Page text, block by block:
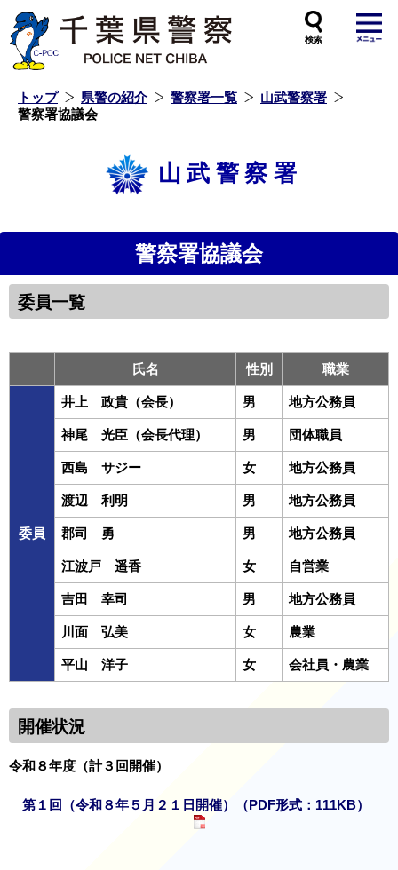
トップ 県警の紹介 警察署一覧
山武警察署
警察署協議会
山武警察署
警察署協議会
委員一覧
氏名 性別 職業
委員
井上 政貴（会長） 男 地方公務員
神尾 光臣（会長代理） 男 団体職員
西島 サジー 女 地方公務員
渡辺 利明 男 地方公務員
郡司 勇 男 地方公務員
江波戸 遥香 女 自営業
吉田 幸司 男 地方公務員
川面 弘美 女 農業
平山 洋子 女 会社員・農業
開催状況
令和８年度（計３回開催）
第１回（令和８年５月２１日開催）（PDF形式：111KB）